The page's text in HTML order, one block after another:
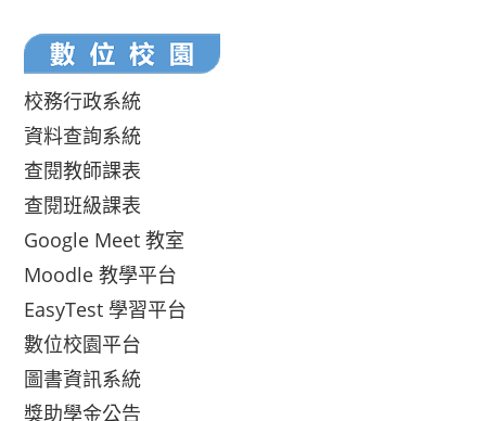
校務行政系統
資料查詢系統
查閱教師課表
查閱班級課表
Google Meet 教室
Moodle 教學平台
EasyTest 學習平台
數位校園平台
圖書資訊系統
獎助學金公告